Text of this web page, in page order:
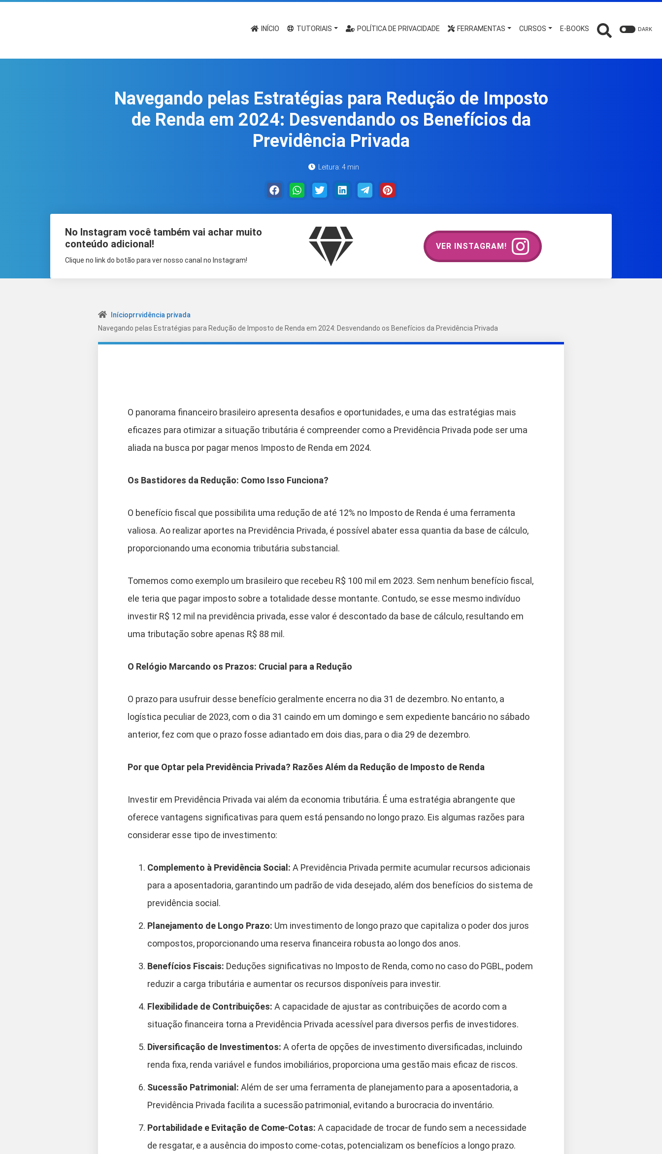
INÍCIO TUTORIAIS POLÍTICA DE PRIVACIDADE FERRAMENTAS CURSOS E-BOOKS DARK
Navegando pelas Estratégias para Redução de Imposto
de Renda em 2024: Desvendando os Benefícios da
Previdência Privada
Leitura: 4 min
No Instagram você também vai achar muito
conteúdo adicional!
Clique no link do botão para ver nosso canal no Instagram!
VER INSTAGRAM!
Inícioprrvidência privada
Navegando pelas Estratégias para Redução de Imposto de Renda em 2024: Desvendando os Benefícios da Previdência Privada
O panorama financeiro brasileiro apresenta desafios e oportunidades, e uma das estratégias mais
eficazes para otimizar a situação tributária é compreender como a Previdência Privada pode ser uma
aliada na busca por pagar menos Imposto de Renda em 2024.
Os Bastidores da Redução: Como Isso Funciona?
O benefício fiscal que possibilita uma redução de até 12% no Imposto de Renda é uma ferramenta
valiosa. Ao realizar aportes na Previdência Privada, é possível abater essa quantia da base de cálculo,
proporcionando uma economia tributária substancial.
Tomemos como exemplo um brasileiro que recebeu R$ 100 mil em 2023. Sem nenhum benefício fiscal,
ele teria que pagar imposto sobre a totalidade desse montante. Contudo, se esse mesmo indivíduo
investir R$ 12 mil na previdência privada, esse valor é descontado da base de cálculo, resultando em
uma tributação sobre apenas R$ 88 mil.
O Relógio Marcando os Prazos: Crucial para a Redução
O prazo para usufruir desse benefício geralmente encerra no dia 31 de dezembro. No entanto, a
logística peculiar de 2023, com o dia 31 caindo em um domingo e sem expediente bancário no sábado
anterior, fez com que o prazo fosse adiantado em dois dias, para o dia 29 de dezembro.
Por que Optar pela Previdência Privada? Razões Além da Redução de Imposto de Renda
Investir em Previdência Privada vai além da economia tributária. É uma estratégia abrangente que
oferece vantagens significativas para quem está pensando no longo prazo. Eis algumas razões para
considerar esse tipo de investimento:
Complemento à Previdência Social: A Previdência Privada permite acumular recursos adicionais
para a aposentadoria, garantindo um padrão de vida desejado, além dos benefícios do sistema de
previdência social.
Planejamento de Longo Prazo: Um investimento de longo prazo que capitaliza o poder dos juros
compostos, proporcionando uma reserva financeira robusta ao longo dos anos.
Benefícios Fiscais: Deduções significativas no Imposto de Renda, como no caso do PGBL, podem
reduzir a carga tributária e aumentar os recursos disponíveis para investir.
Flexibilidade de Contribuições: A capacidade de ajustar as contribuições de acordo com a
situação financeira torna a Previdência Privada acessível para diversos perfis de investidores.
Diversificação de Investimentos: A oferta de opções de investimento diversificadas, incluindo
renda fixa, renda variável e fundos imobiliários, proporciona uma gestão mais eficaz de riscos.
Sucessão Patrimonial: Além de ser uma ferramenta de planejamento para a aposentadoria, a
Previdência Privada facilita a sucessão patrimonial, evitando a burocracia do inventário.
Portabilidade e Evitação de Come-Cotas: A capacidade de trocar de fundo sem a necessidade
de resgatar, e a ausência do imposto come-cotas, potencializam os benefícios a longo prazo.